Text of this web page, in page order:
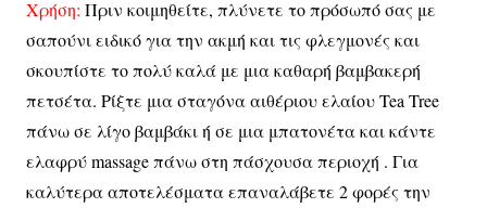
Χρήση: Πριν κοιμηθείτε, πλύνετε το πρόσωπό σας με
σαπούνι ειδικό για την ακμή και τις φλεγμονές και
σκουπίστε το πολύ καλά με μια καθαρή βαμβακερή
πετσέτα. Ρίξτε μια σταγόνα αιθέριου ελαίου Tea Tree
πάνω σε λίγο βαμβάκι ή σε μια μπατονέτα και κάντε
ελαφρύmassageπάνω στη πάσχουσα περιοχή . Για
καλύτερα αποτελέσματα επαναλάβετε 2 φορές την